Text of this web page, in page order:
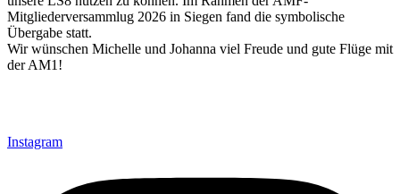
Mitgliederversammlug 2026 in Siegen fand die symbolische
Übergabe statt.
Wir wünschen Michelle und Johanna viel Freude und gute Flüge mit
der AM1!
Instagram